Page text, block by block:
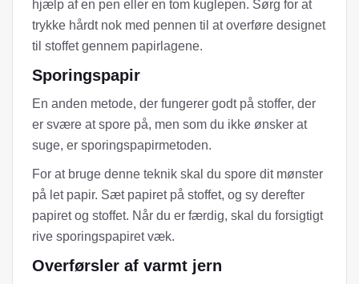
hjælp af en pen eller en tom kuglepen. Sørg for at
trykke hårdt nok med pennen til at overføre designet
til stoffet gennem papirlagene.
Sporingspapir
En anden metode, der fungerer godt på stoffer, der
er svære at spore på, men som du ikke ønsker at
suge, er sporingspapirmetoden.
For at bruge denne teknik skal du spore dit mønster
på let papir. Sæt papiret på stoffet, og sy derefter
papiret og stoffet. Når du er færdig, skal du forsigtigt
rive sporingspapiret væk.
Overførsler af varmt jern